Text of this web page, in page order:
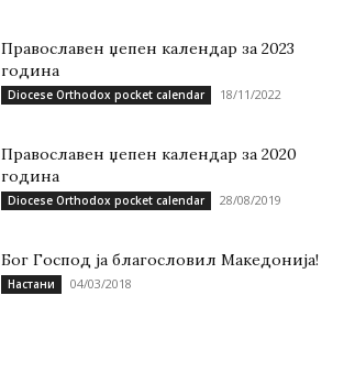
Православен џепен календар за 2023
година
Diocese Orthodox pocket calendar 18/11/2022
Православен џепен календар за 2020
година
Diocese Orthodox pocket calendar 28/08/2019
Бог Господ ја благословил Македонија!
Настани 04/03/2018